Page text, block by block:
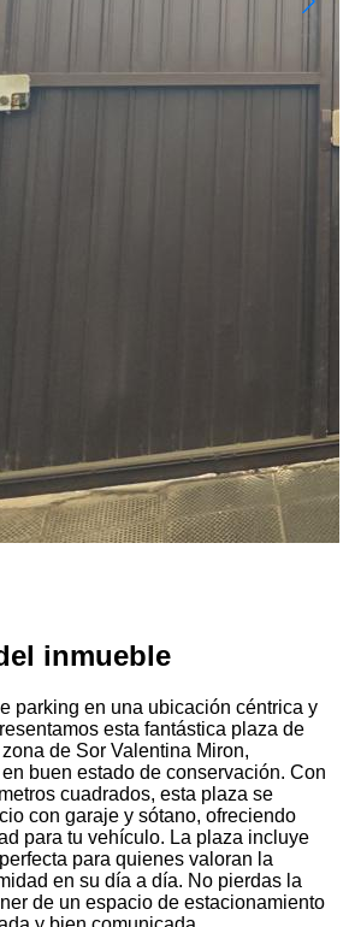
inmueble
parking en una ubicación céntrica y
esta fantástica plaza de
de Sor Valentina Miron,
buen estado de conservación. Con
cuadrados, esta plaza se
con garaje y sótano, ofreciendo
para tu vehículo. La plaza incluye
para quienes valoran la
en su día a día. No pierdas la
de un espacio de estacionamiento